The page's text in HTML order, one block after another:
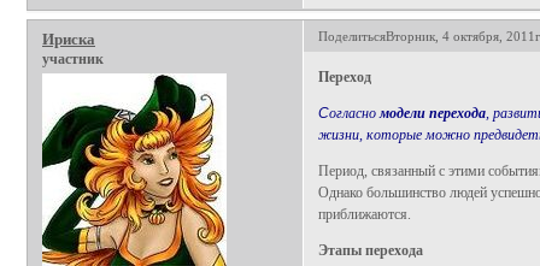
ПоделитьсяВторник, 4 октября,
Ириска
участник
Переход
Согласно модели перехода ,
жизни, которые можно
Период, связанный с этими
Однако большинство людей
приближаются.
Этапы перехода